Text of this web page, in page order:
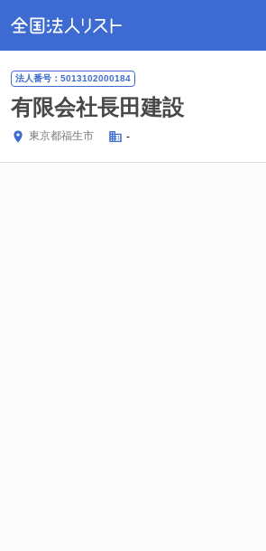
法人番号：5013102000184
有限会社長田建設
東京都福生市 -